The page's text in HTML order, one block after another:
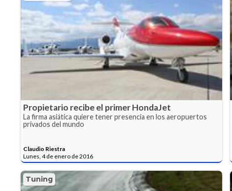
Propietario recibe el primer HondaJet
La firma asiática quiere tener presencia en los aeropuertos
privados del mundo
Claudio Riestra
Lunes, 4 de enero de 2016
Tuning